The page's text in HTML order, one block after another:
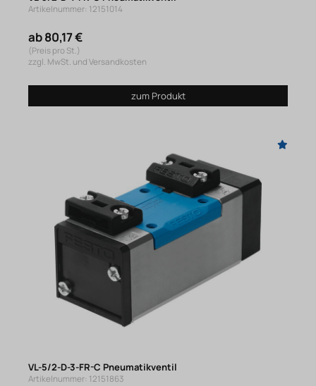
Artikelnummer: 12151014
ab 80,17 €
(Preis pro St.)
zzgl. MwSt. und Versandkosten
zum Produkt
VL-5/2-D-3-FR-C Pneumatikventil
Artikelnummer: 12151863